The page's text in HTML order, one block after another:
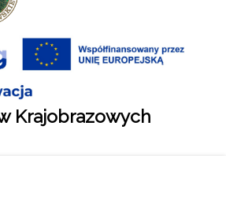
Krajobrazowych